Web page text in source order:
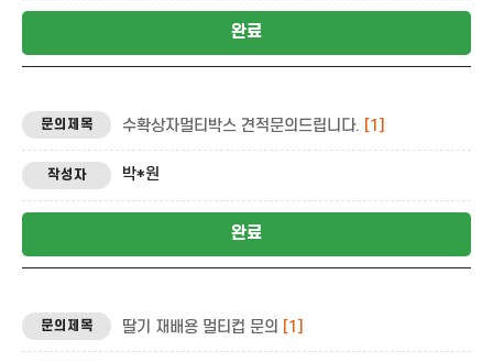
완료
수확상자멀티박스 견적문의드립니다. [1]
박*원
완료
딸기 재배용 멀티컵 문의 [1]